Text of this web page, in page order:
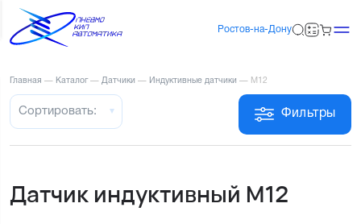
Ростов-на-Дону
Главная — Каталог — Датчики — Индуктивные датчики — M12
Фильтры
Сортировать:
Датчик индуктивный M12